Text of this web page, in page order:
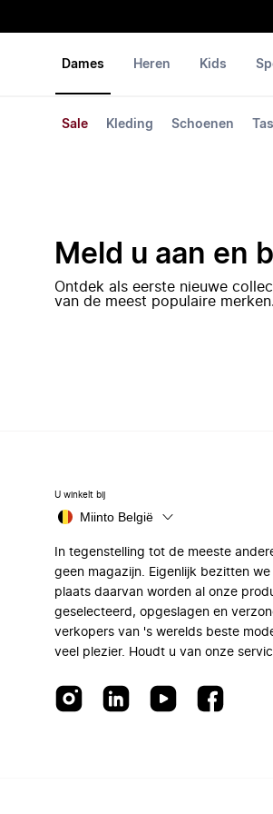
Dames
Sale Kleding Schoenen
Heren Kids
Meld u aan en
Ontdek als eerste nieuwe
van de meest populaire merken.
U winkelt bij
Miinto België
In tegenstelling tot de meeste
geen magazijn. Eigenlijk bezitten
plaats daarvan worden al onze
geselecteerd, opgeslagen en
verkopers van 's werelds beste
veel plezier. Houdt u van onze